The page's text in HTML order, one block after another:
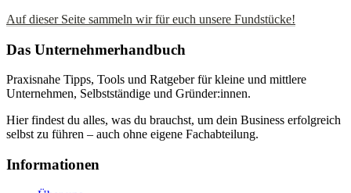
Auf dieser Seite sammeln wir für euch unsere Fundstücke!
Das Unternehmerhandbuch
Praxisnahe Tipps, Tools und Ratgeber für kleine und mittlere
Unternehmen, Selbstständige und Gründer:innen.
Hier findest du alles, was du brauchst, um dein Business erfolgreich
selbst zu führen – auch ohne eigene Fachabteilung.
Informationen